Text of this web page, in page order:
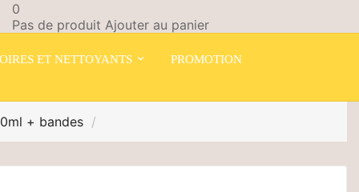
0
Pas de produit Ajouter au panier
ET NETTOYANTS PROMOTION
+ bandes